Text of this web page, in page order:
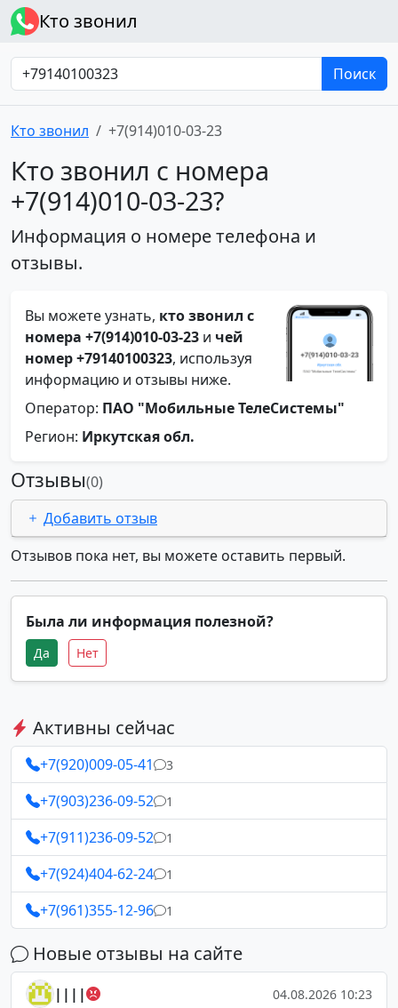
Кто звонил
Поиск
Кто звонил +7(914)010-03-23
Кто звонил с номера
+7(914)010-03-23?
Информация о номере телефона и
отзывы.
Вы можете узнать, кто звонил с
номера +7(914)010-03-23 и чей
номер +79140100323, используя
информацию и отзывы ниже.
Оператор: ПАО "Мобильные ТелеСистемы"
Регион: Иркутская обл.
Отзывы(0)
Добавить отзыв
Отзывов пока нет, вы можете оставить первый.
Была ли информация полезной?
Да Нет
Активны сейчас
+7(920)009-05-41 3
+7(903)236-09-52 1
+7(911)236-09-52 1
+7(924)404-62-24 1
+7(961)355-12-96 1
Новые отзывы на сайте
|||| 04.08.2026 10:23